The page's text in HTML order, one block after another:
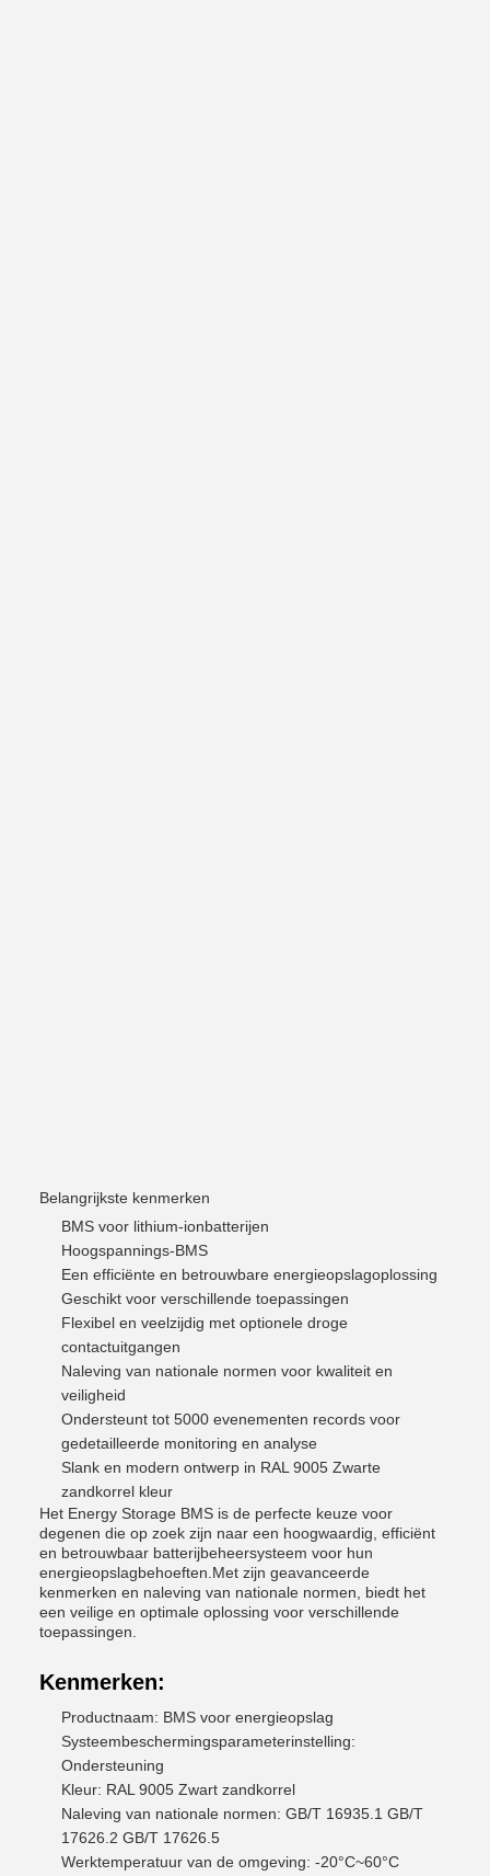
Belangrijkste kenmerken
BMS voor lithium-ionbatterijen
Hoogspannings-BMS
Een efficiënte en betrouwbare energieopslagoplossing
Geschikt voor verschillende toepassingen
Flexibel en veelzijdig met optionele droge
contactuitgangen
Naleving van nationale normen voor kwaliteit en
veiligheid
Ondersteunt tot 5000 evenementen records voor
gedetailleerde monitoring en analyse
Slank en modern ontwerp in RAL 9005 Zwarte
zandkorrel kleur
Het Energy Storage BMS is de perfecte keuze voor
degenen die op zoek zijn naar een hoogwaardig, efficiënt
en betrouwbaar batterijbeheersysteem voor hun
energieopslagbehoeften.Met zijn geavanceerde
kenmerken en naleving van nationale normen, biedt het
een veilige en optimale oplossing voor verschillende
toepassingen.
Kenmerken:
Productnaam: BMS voor energieopslag
Systeembeschermingsparameterinstelling:
Ondersteuning
Kleur: RAL 9005 Zwart zandkorrel
Naleving van nationale normen: GB/T 16935.1 GB/T
17626.2 GB/T 17626.5
Werktemperatuur van de omgeving: -20°C~60°C